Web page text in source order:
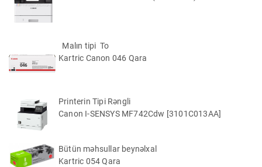
Malın tipi To
Kartric Canon 046 Qara
Printerin Tipi Rəngli
Canon I-SENSYS MF742Cdw [3101C013AA]
Bütün məhsullar beynəlxal
Kartric 054 Qara